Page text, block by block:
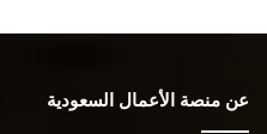
عن منصة الأعمال السعودية